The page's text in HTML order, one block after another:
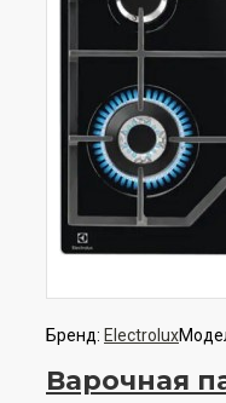
Бренд: Electrolux
Варочная